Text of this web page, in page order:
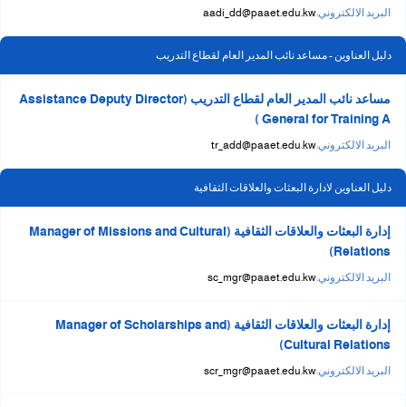
البريد الالكتروني:aadi_dd@paaet.edu.kw
دليل العناوين - مساعد نائب المدير العام لقطاع التدريب
مساعد نائب المدير العام لقطاع التدريب (Assistance Deputy Director
General for Training A )
البريد الالكتروني:tr_add@paaet.edu.kw
دليل العناوين لادارة البعثات والعلاقات الثقافية
إدارة البعثات والعلاقات الثقافية (Manager of Missions and Cultural
Relations)
البريد الالكتروني:sc_mgr@paaet.edu.kw
إدارة البعثات والعلاقات الثقافية (Manager of Scholarships and
Cultural Relations)
البريد الالكتروني:scr_mgr@paaet.edu.kw